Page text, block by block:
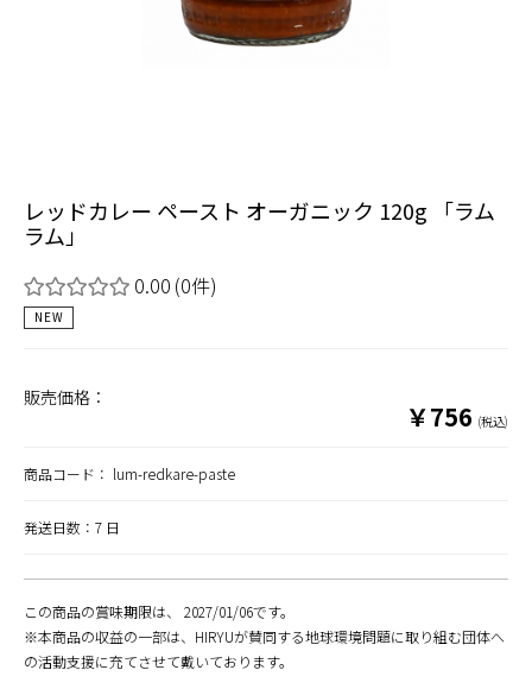
レッドカレー ペースト オーガニック 120g 「ラム
ラム」
0.00 (0件)
NEW
販売価格：
￥756 (税込)
商品コード： lum-redkare-paste
発送日数：7 日
この商品の賞味期限は、 2027/01/06です。
※本商品の収益の一部は、HIRYUが賛同する地球環境問題に取り組む団体へ
の活動支援に充てさせて戴いております。